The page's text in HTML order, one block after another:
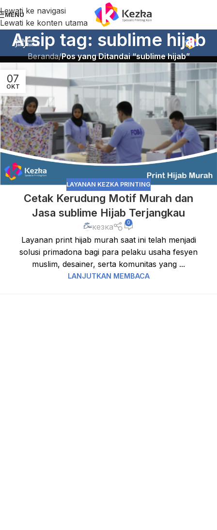
Lewati ke navigasi
Lewati ke konten utama
MENU
Arsip tag: sublime hijab
Beranda/Pos yang Ditandai “sublime hijab”
07
OKT
LAYANAN KEZKA PRINTING
Cetak Kerudung Motif Murah dan
Jasa sublime Hijab Terjangkau
кезка 0
Layanan print hijab murah saat ini telah menjadi
solusi primadona bagi para pelaku usaha fesyen
muslim, desainer, serta komunitas yang ...
LANJUTKAN MEMBACA